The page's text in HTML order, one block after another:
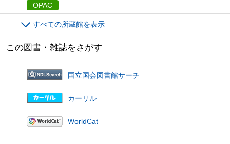
OPAC
すべての所蔵館を表示
この図書・雑誌をさがす
国立国会図書館サーチ
カーリル
WorldCat